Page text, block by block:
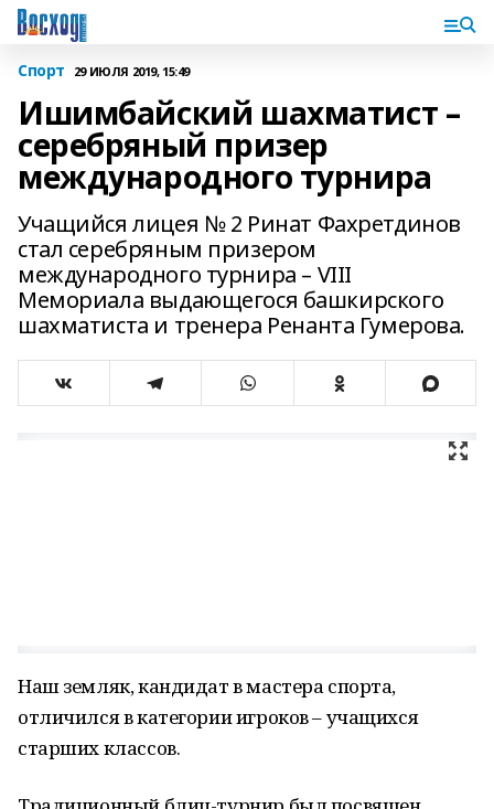
Спорт 29 ИЮЛЯ 2019, 15:49
Ишимбайский шахматист –
серебряный призер
международного турнира
Учащийся лицея № 2 Ринат Фахретдинов
стал серебряным призером
международного турнира – VIII
Мемориала выдающегося башкирского
шахматиста и тренера Ренанта Гумерова.
Наш земляк, кандидат в мастера спорта,
отличился в категории игроков – учащихся
старших классов.